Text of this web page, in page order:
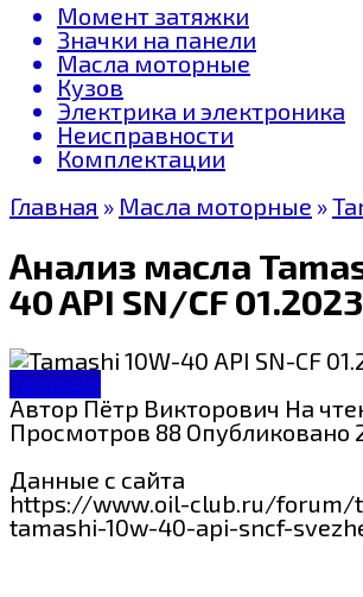
Момент затяжки
Значки на панели
Масла моторные
Кузов
Электрика и электроника
Неисправности
Комплектации
Главная » Масла моторные »
Анализ масла
40 API SN/CF 01.2023
Tamashi
АвторПётр Викторович На
Просмотров 88 Опубликовано
Данные с сайта
https://www.oil-club.ru/forum/
tamashi-10w-40-api-sncf-